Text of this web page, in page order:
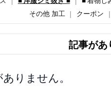
その他 加工
クーポン
記事があ
りません。